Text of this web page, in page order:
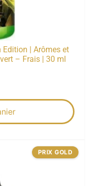
Edition | Arômes et
– Frais | 30 ml
PRIX GOLD